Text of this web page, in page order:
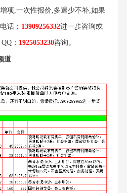
项,一次性报价,多退少不补,如果
话： 13909256332进一步咨询或
QQ： 1925053230咨询。
道